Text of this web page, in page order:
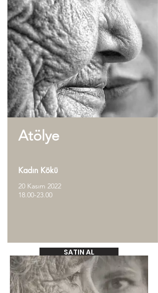
Atölye
Kadın Kökü
20 Kasım 2022
18.00-23.00
SATIN AL